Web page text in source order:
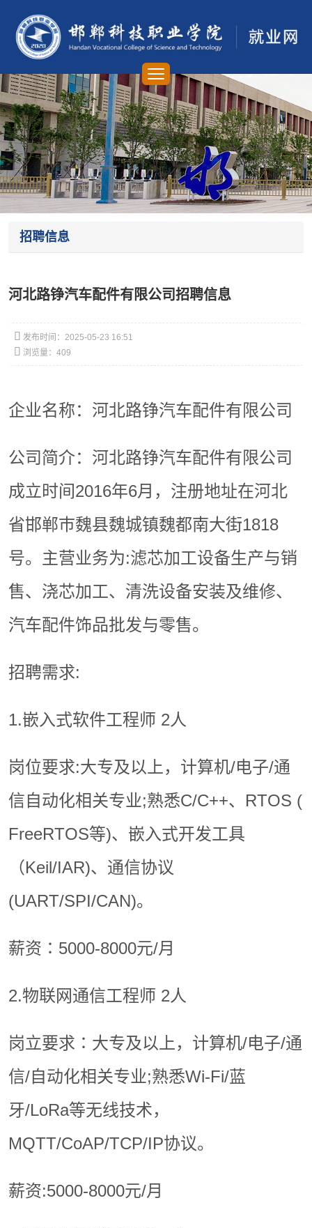
招聘信息
河北路铮汽车配件有限公司招聘信息
 发布时间：2025-05-23 16:51
 浏览量： 409
企业名称：河北路铮汽车配件有限公司
公司简介：河北路铮汽车配件有限公司
成立时间2016年6月，注册地址在河北
省邯郸巿魏县魏城镇魏都南大街1818
号。主营业务为:滤芯加工设备生产与销
售、浇芯加工、清洗设备安装及维修、
汽车配件饰品批发与零售。
招聘需求:
1.嵌入式软件工程师 2人
岗位要求:大专及以上，计算机/电子/通
信自动化相关专业;熟悉C/C++、RTOS (
FreeRTOS等)、嵌入式开发工具
（Keil/IAR)、通信协议
(UART/SPI/CAN)。
薪资∶5000-8000元/月
2.物联网通信工程师 2人
岗立要求∶大专及以上，计算机/电子/通
信/自动化相关专业;熟悉Wi-Fi/蓝
牙/LoRa等无线技术，
MQTT/CoAP/TCP/IP协议。
薪资:5000-8000元/月